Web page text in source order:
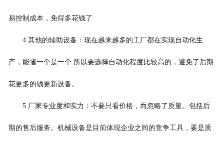
易控制成本，免得多花钱了
4.其他的辅助设备：现在越来越多的工厂都在实现自动化生
产，能省一个是一个 所以要选择自动化程度比较高的，避免了后期
花更多的钱更新设备。
5.厂家专业度和实力：不要只看价格，而忽略了质量。包括后
期的售后服务。机械设备是目前体现企业之间的竞争工具，要是质